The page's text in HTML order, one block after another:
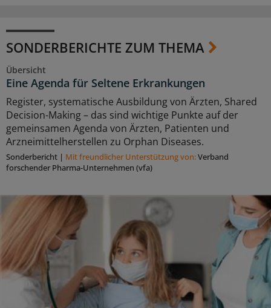
SONDERBERICHTE ZUM THEMA
Übersicht
Eine Agenda für Seltene Erkrankungen
Register, systematische Ausbildung von Ärzten, Shared
Decision-Making – das sind wichtige Punkte auf der
gemeinsamen Agenda von Ärzten, Patienten und
Arzneimittelherstellen zu Orphan Diseases.
Sonderbericht | Mit freundlicher Unterstützung von:Verband
forschender Pharma-Unternehmen (vfa)